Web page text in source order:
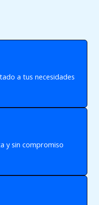
a tus necesidades
y sin compromiso